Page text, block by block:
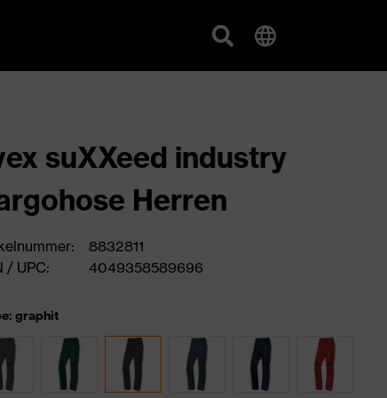
suXXeed industry
Herren
8832811
/ UPC:
4049358589696
graphit